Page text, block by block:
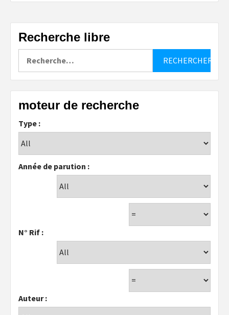
Recherche libre
moteur de recherche
Type :
Année de parution :
N° Rif :
Auteur :